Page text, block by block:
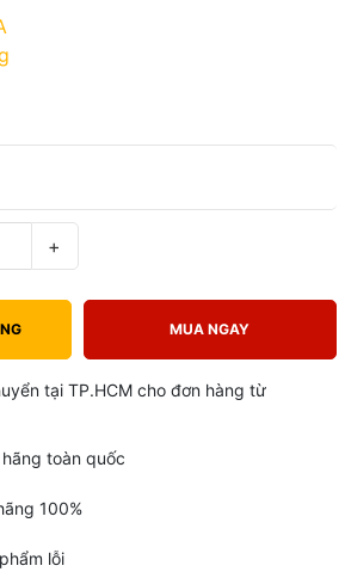
+
MUA NGAY
tại TP.HCM cho đơn hàng từ
toàn quốc
100%
lỗi